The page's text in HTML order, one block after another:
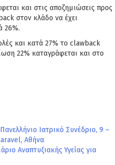
και στις αποζημιώσεις προς
στον κλάδο να έχει
26%.
και κατά 27% το clawback
22% καταγράφεται και στο
Ιατρικό Συνέδριο, 9 –
Αθήνα
Αναπτυξιακής Υγείας για